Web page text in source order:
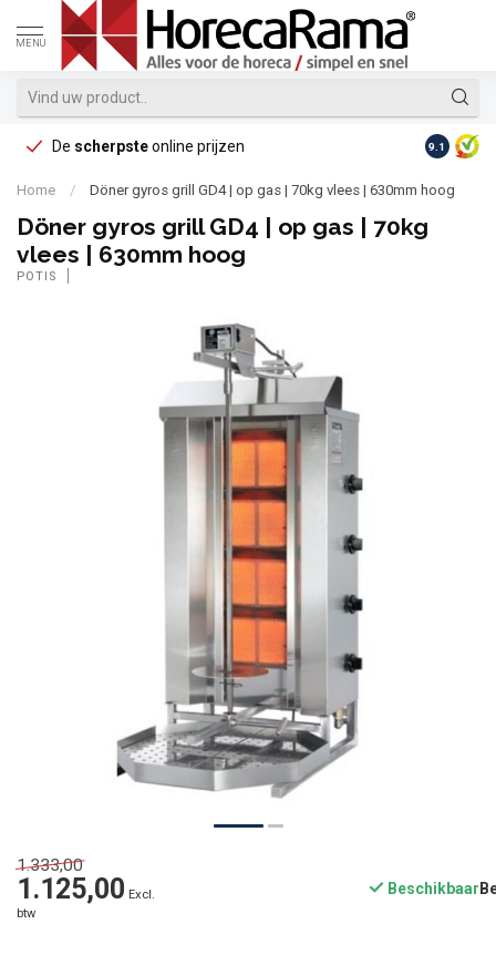
MENU
De scherpsteonline prijzen Op
9.1
Home / Döner gyros grill GD4 | op gas | 70kg vlees | 630mm hoog
Döner gyros grill GD4 | op gas | 70kg
vlees | 630mm hoog
POTIS
1.333,00
1.125,00 Excl.
btw
Beschikbaar